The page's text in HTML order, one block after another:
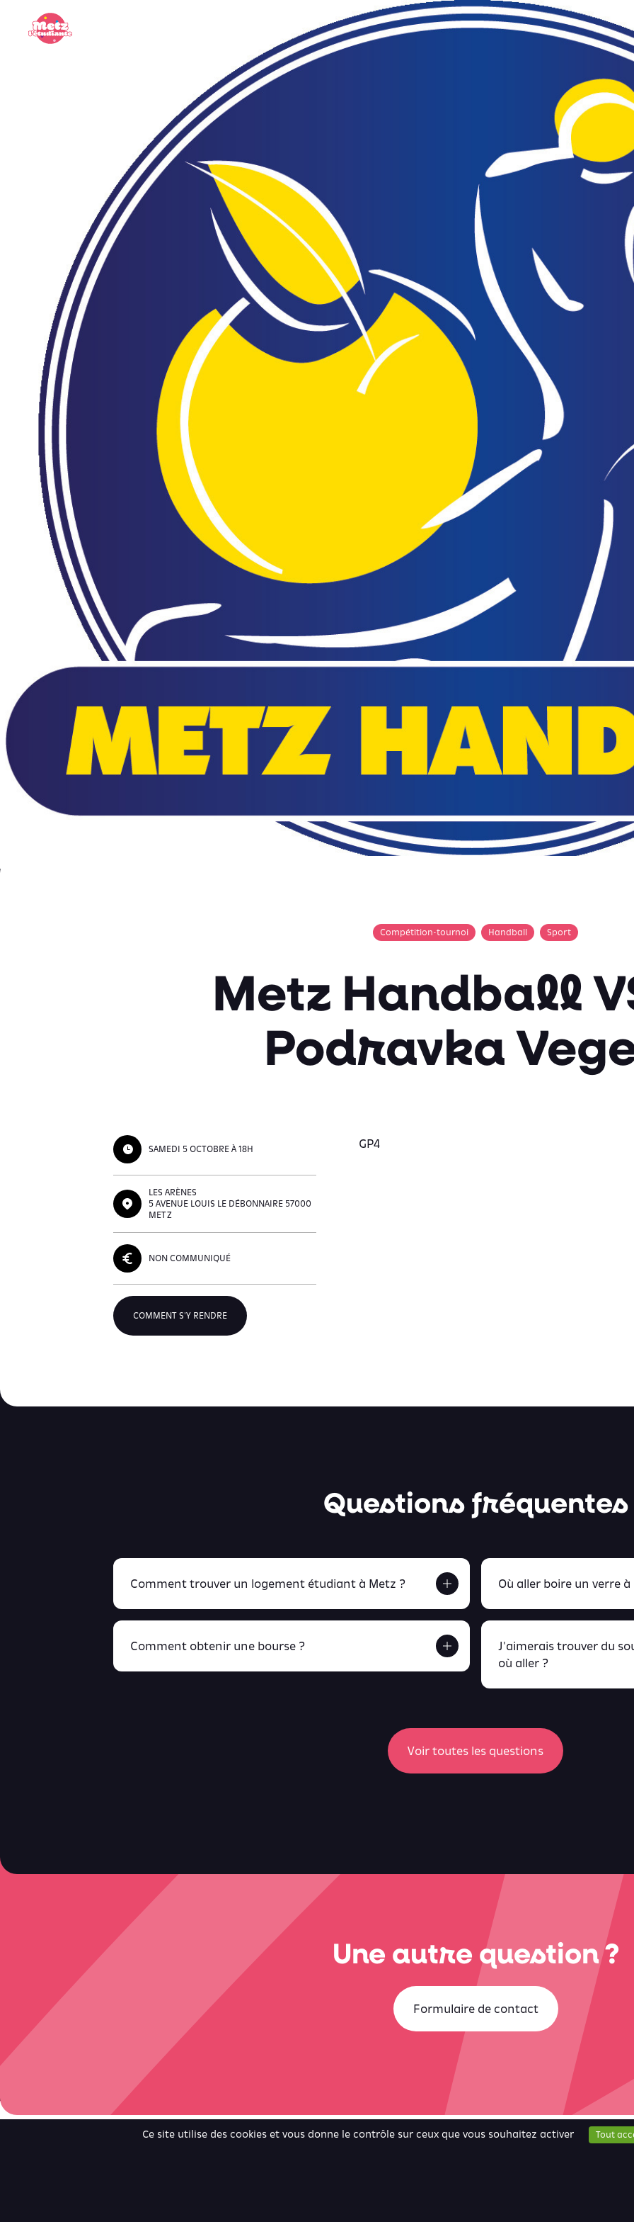
Ce site utilise des cookies et vous donne le contrôle sur ceux que vous souhaitez activer Tout
Compétition-tournoi Handball Sport
Metz Handball
Podravka
SAMEDI 5 OCTOBRE À 18H
LES ARÈNES
5 AVENUE LOUIS LE DÉBONNAIRE 57000
METZ
NON COMMUNIQUÉ
COMMENT S'Y RENDRE
GP4
Questions fréquentes
Comment trouver un logement étudiant à Metz ?
Retrouve tout ça en
Comment obtenir une bourse ?
Où aller boire un verre à
J'aimerais trouver du
où aller ?
Voir toutes les questions
Une autre question ?
Formulaire de contact